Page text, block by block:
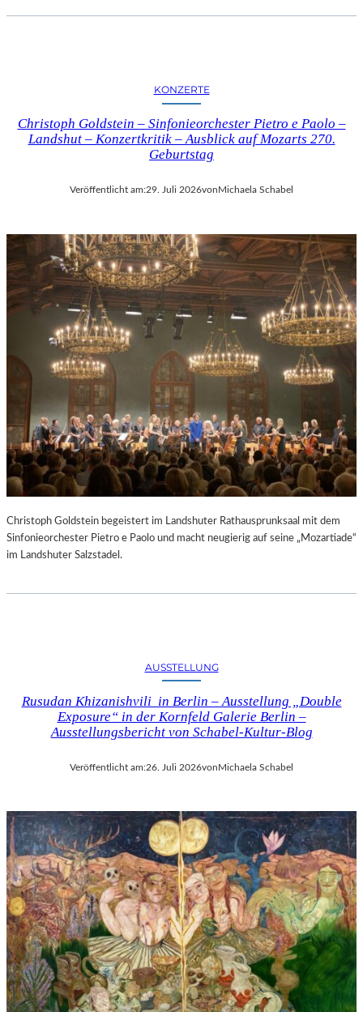
KONZERTE
Christoph Goldstein – Sinfonieorchester Pietro e Paolo –
Landshut – Konzertkritik – Ausblick auf Mozarts 270.
Geburtstag
Veröffentlicht am:29. Juli 2026von Michaela Schabel
Christoph Goldstein begeistert im Landshuter Rathausprunksaal mit dem
Sinfonieorchester Pietro e Paolo und macht neugierig auf seine „Mozartiade“
im Landshuter Salzstadel.
AUSSTELLUNG
Rusudan Khizanishvili in Berlin – Ausstellung „Double
Exposure“ in der Kornfeld Galerie Berlin –
Ausstellungsbericht von Schabel-Kultur-Blog
Veröffentlicht am:26. Juli 2026vonMichaela Schabel